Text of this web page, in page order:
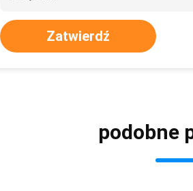
Zatwierdź
podobne